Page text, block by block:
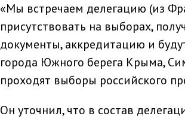
«Мы встречаем делегацию (из
присутствовать на выборах,
документы, аккредитацию и
города Южного берега Крыма,
проходят выборы российского
Он уточнил, что в состав